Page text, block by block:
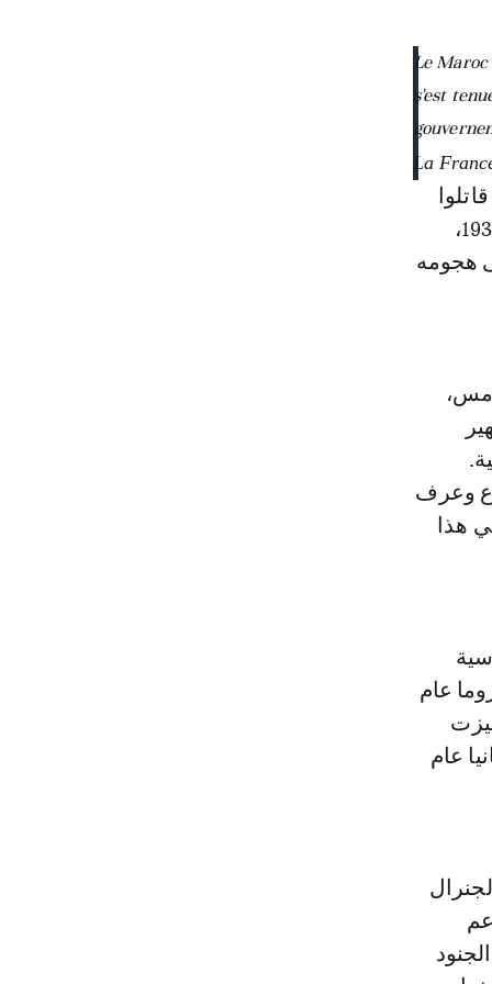
Le
s'est
إلى 40 ألف جندي قاتلوا
إلى جانب فرنسا خلال الحرب العالمية الأولى. بدأ كل شيء يوم 3 شتنبر 1939،
هجومه
وعرف
آلاف حياتهم في هذا
عام
تميزت
عام